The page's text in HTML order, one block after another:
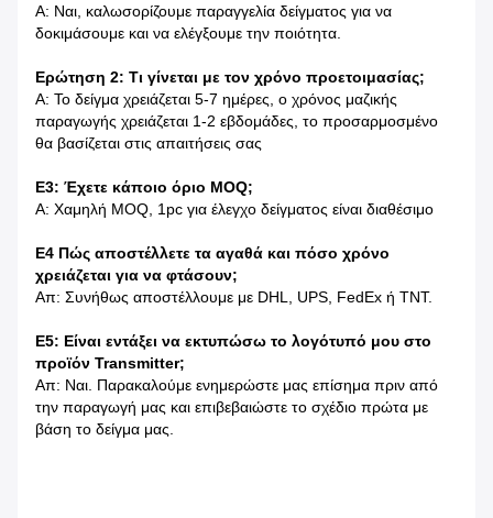
Α: Ναι, καλωσορίζουμε παραγγελία δείγματος για να
δοκιμάσουμε και να ελέγξουμε την ποιότητα.
Ερώτηση 2: Τι γίνεται με τον χρόνο προετοιμασίας;
Α: Το δείγμα χρειάζεται 5-7 ημέρες, ο χρόνος μαζικής
παραγωγής χρειάζεται 1-2 εβδομάδες, το προσαρμοσμένο
θα βασίζεται στις απαιτήσεις σας
Ε3: Έχετε κάποιο όριο MOQ;
Α: Χαμηλή MOQ, 1pc για έλεγχο δείγματος είναι διαθέσιμο
Ε4 Πώς αποστέλλετε τα αγαθά και πόσο χρόνο
χρειάζεται για να φτάσουν;
Απ: Συνήθως αποστέλλουμε με DHL, UPS, FedEx ή TNT.
Ε5: Είναι εντάξει να εκτυπώσω το λογότυπό μου στο
προϊόν Transmitter;
Απ: Ναι. Παρακαλούμε ενημερώστε μας επίσημα πριν από
την παραγωγή μας και επιβεβαιώστε το σχέδιο πρώτα με
βάση το δείγμα μας.